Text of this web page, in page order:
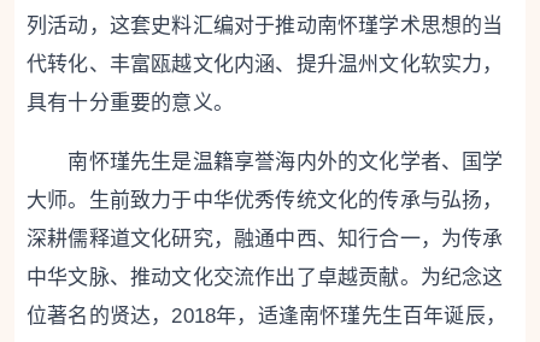
列活动，这套史料汇编对于推动南怀瑾学术思想的当
代转化、丰富瓯越文化内涵、提升温州文化软实力，
具有十分重要的意义。
南怀瑾先生是温籍享誉海内外的文化学者、国学
大师。生前致力于中华优秀传统文化的传承与弘扬，
深耕儒释道文化研究，融通中西、知行合一，为传承
中华文脉、推动文化交流作出了卓越贡献。为纪念这
位著名的贤达，2018年，适逢南怀瑾先生百年诞辰，